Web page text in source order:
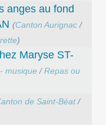
anges au fond
(Canton Aurignac/
)
Maryse ST-
musique/Repas ou
de Saint-Béat/